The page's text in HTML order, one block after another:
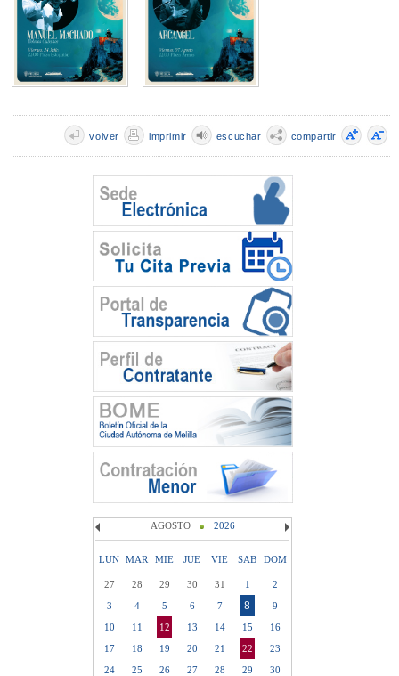
compartir
escuchar
imprimir
volver
AGOSTO 2026
LUN MAR MIE JUE VIE SAB DOM
27 28 29 30 31 1
2
3
4 5 6 7 8
9
10
11 12 13 14 15
16
17
18 19 20 21 22
23
24
25 26 27 28 29
30